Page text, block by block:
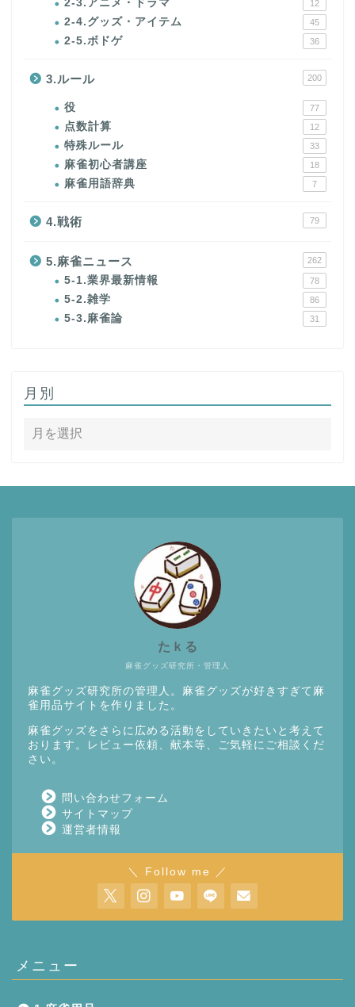
2-3.アニメ・ドラマ 12
2-4.グッズ・アイテム 45
2-5.ボドゲ 36
3.ルール 200
役 77
点数計算 12
特殊ルール 33
麻雀初心者講座 18
麻雀用語辞典 7
4.戦術 79
5.麻雀ニュース 262
5-1.業界最新情報 78
5-2.雑学 86
5-3.麻雀論 31
月別
麻雀グッズ研究所・管理人
たｋる
麻雀グッズ研究所の管理人。麻雀グッズが好きすぎて麻
雀用品サイトを作りました。
麻雀グッズをさらに広める活動をしていきたいと考えて
おります。レビュー依頼、献本等、ご気軽にご相談くだ
さい。
問い合わせフォーム
サイトマップ
運営者情報
＼ Follow me ／
メニュー